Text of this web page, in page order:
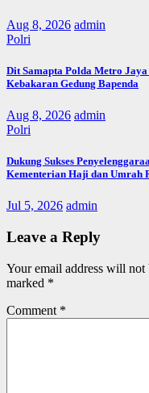
Aug 8, 2026 admin
Polri
Dit Samapta Polda Metro
Kebakaran Gedung Bapenda
Aug 8, 2026 admin
Polri
Dukung Sukses
Kementerian Haji dan Umrah
Jul 5, 2026 admin
Leave a Reply
Your email address will not
marked *
Comment *